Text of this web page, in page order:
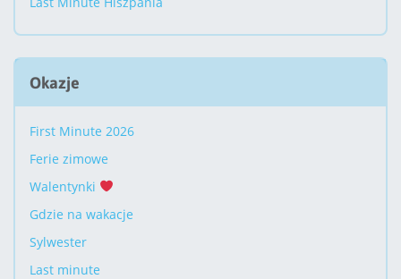
Okazje
First Minute 2026
Ferie zimowe
Walentynki
Gdzie na wakacje
Sylwester
Last minute